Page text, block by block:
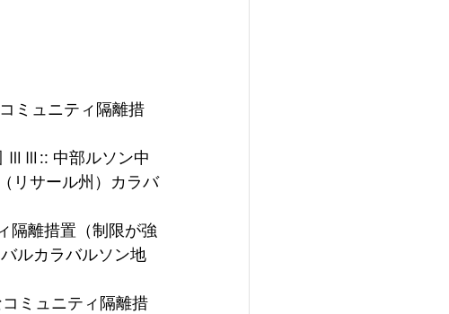
ミュニティ隔離措
ⅢⅢ:: 中部ルソン中
リサール州）カラバ
隔離措置（制限が強
ルカラバルソン地
ミュニティ隔離措